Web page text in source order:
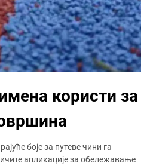
користи за
боје за путеве чини га
апликације за обележавање